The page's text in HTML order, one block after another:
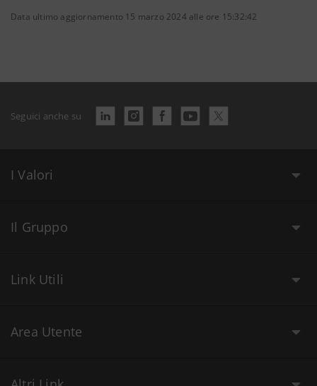
Data ultimo aggiornamento 15 marzo 2024 alle ore 15:32:42
Seguici anche su
I Valori
Il Gruppo
Link Utili
Area Utente